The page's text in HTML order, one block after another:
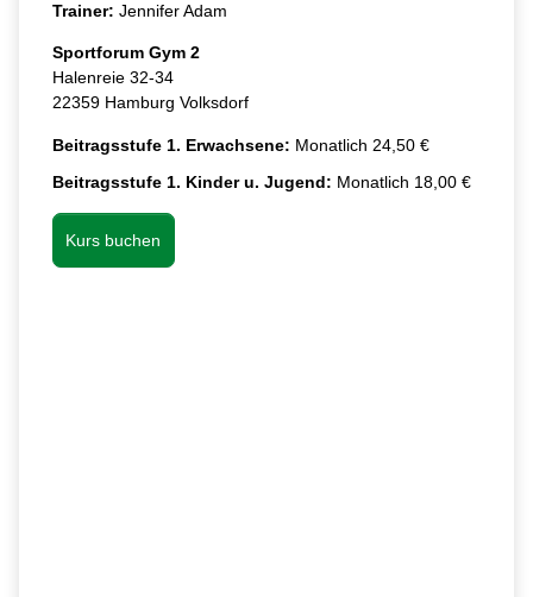
Trainer: Jennifer Adam
Sportforum Gym 2
Halenreie 32-34
22359 Hamburg Volksdorf
Beitragsstufe 1. Erwachsene: Monatlich 24,50 €
Beitragsstufe 1. Kinder u. Jugend: Monatlich 18,00 €
Kurs buchen